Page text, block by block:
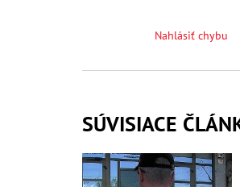
Nahlásiť chybu
SÚVISIACE